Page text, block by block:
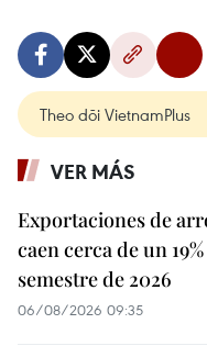
Theo dõi VietnamPlus
VER MÁS
Exportaciones de
caen cerca de un
semestre de 2026
06/08/2026 09:35